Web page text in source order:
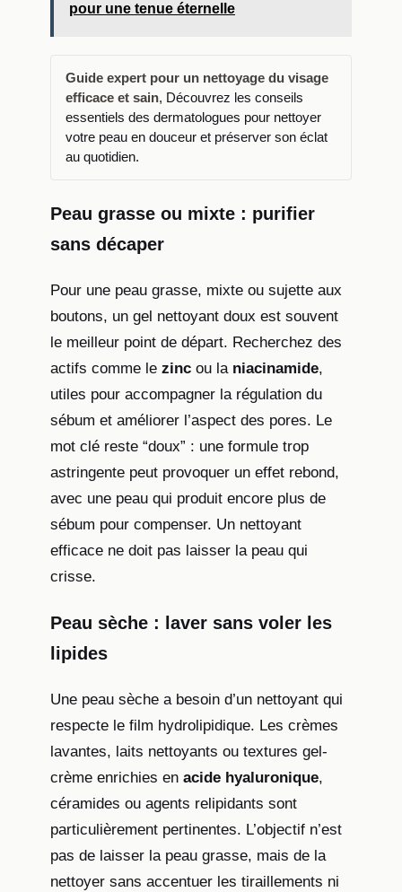
pour une tenue éternelle
Guide expert pour un nettoyage du visage
efficace et sain, Découvrez les conseils
essentiels des dermatologues pour nettoyer
votre peau en douceur et préserver son éclat
au quotidien.
Peau grasse ou mixte : purifier
sans décaper
Pour une peau grasse, mixte ou sujette aux
boutons, un gel nettoyant doux est souvent
le meilleur point de départ. Recherchez des
actifs comme le zinc ou la niacinamide,
utiles pour accompagner la régulation du
sébum et améliorer l’aspect des pores. Le
mot clé reste “doux” : une formule trop
astringente peut provoquer un effet rebond,
avec une peau qui produit encore plus de
sébum pour compenser. Un nettoyant
efficace ne doit pas laisser la peau qui
crisse.
Peau sèche : laver sans voler les
lipides
Une peau sèche a besoin d’un nettoyant qui
respecte le film hydrolipidique. Les crèmes
lavantes, laits nettoyants ou textures gel-
crème enrichies en acide hyaluronique,
céramides ou agents relipidants sont
particulièrement pertinentes. L’objectif n’est
pas de laisser la peau grasse, mais de la
nettoyer sans accentuer les tiraillements ni